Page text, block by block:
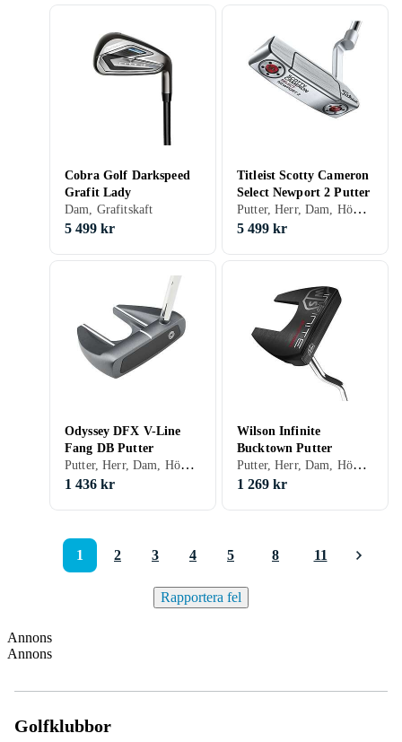
Cobra Golf Darkspeed
Grafit Lady
Dam, Grafitskaft
5 499 kr
Titleist Scotty Cameron
Select Newport 2 Putter
Putter, Herr, Dam, Höger, Vänster, Stålskaft
5 499 kr
Odyssey DFX V-Line
Fang DB Putter
Putter, Herr, Dam, Höger, Stålskaft
1 436 kr
Wilson Infinite
Bucktown Putter
Putter, Herr, Dam, Höger, Vänster, Stålskaft
1 269 kr
1 2 3 4 5 8 11
Rapportera fel
Annons
Annons
Golfklubbor